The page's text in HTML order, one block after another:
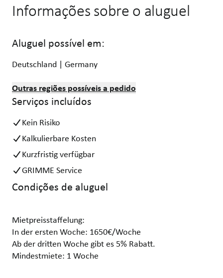
Informações sobre o aluguel
Aluguel possível em:
Deutschland | Germany
Outras regiões possíveis a pedido
Serviços incluídos
Kein Risiko
Kalkulierbare Kosten
Kurzfristig verfügbar
GRIMME Service
Condições de aluguel
Mietpreisstaffelung:
In der ersten Woche: 1650€/Woche
Ab der dritten Woche gibt es 5% Rabatt.
Mindestmiete: 1 Woche